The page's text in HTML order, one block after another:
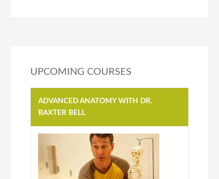
UPCOMING COURSES
ADVANCED ANATOMY WITH DR.
BAXTER BELL